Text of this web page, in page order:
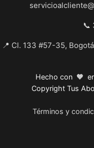
📞
📍 Cl. 133 #57-35,
Hecho con 🧡
Copyright Tus
Términos y